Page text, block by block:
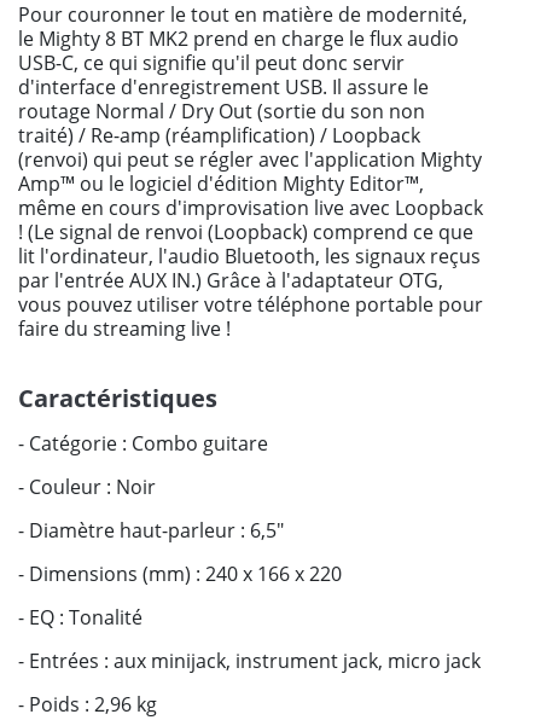
Pour couronner le tout en matière de modernité,
le Mighty 8 BT MK2 prend en charge le flux audio
USB-C, ce qui signifie qu'il peut donc servir
d'interface d'enregistrement USB. Il assure le
routage Normal / Dry Out (sortie du son non
traité) / Re-amp (réamplification) / Loopback
(renvoi) qui peut se régler avec l'application Mighty
Amp™ ou le logiciel d'édition Mighty Editor™,
même en cours d'improvisation live avec Loopback
! (Le signal de renvoi (Loopback) comprend ce que
lit l'ordinateur, l'audio Bluetooth, les signaux reçus
par l'entrée AUX IN.) Grâce à l'adaptateur OTG,
vous pouvez utiliser votre téléphone portable pour
faire du streaming live !
Caractéristiques
- Catégorie : Combo guitare
- Couleur : Noir
- Diamètre haut-parleur : 6,5"
- Dimensions (mm) : 240 x 166 x 220
- EQ : Tonalité
- Entrées : aux minijack, instrument jack, micro jack
- Poids : 2,96 kg